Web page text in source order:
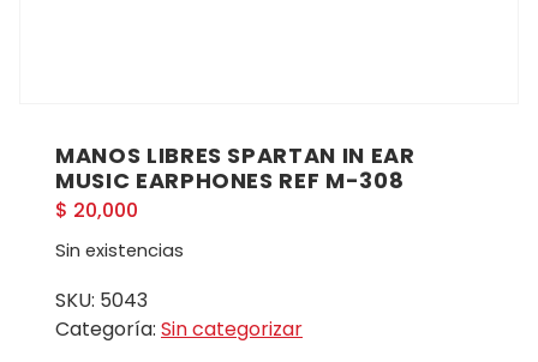
MANOS LIBRES SPARTAN IN EAR
MUSIC EARPHONES REF M-308
$ 20,000
Sin existencias
SKU: 5043
Categoría: Sin categorizar